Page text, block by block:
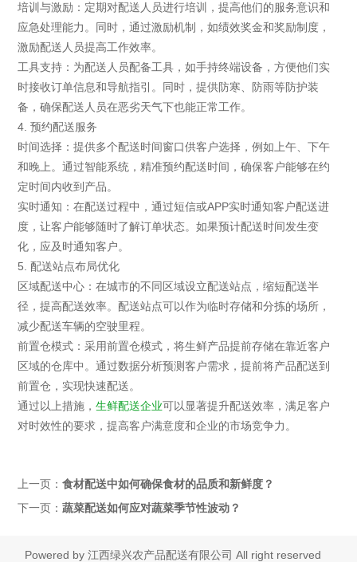
培训与激励：定期对配送人员进行培训，提高他们的服务意识和
应急处理能力。同时，通过激励机制，如绩效奖金和奖励制度，
激励配送人员提高工作效率。
工具支持：为配送人员配备工具，如手持终端设备，方便他们实
时接收订单信息和导航指引。同时，提供防寒、防雨等防护装
备，确保配送人员在恶劣天气下也能正常工作。
4. 预约配送服务
时间选择：提供多个配送时间窗口供客户选择，例如上午、下午
和晚上。通过智能系统，精准预约配送时间，确保客户能够在约
定时间内收到产品。
实时通知：在配送过程中，通过短信或APP实时通知客户配送进
度，让客户能够随时了解订单状态。如果预计配送时间发生变
化，应及时通知客户。
5. 配送站点布局优化
区域配送中心：在城市的不同区域设立配送站点，缩短配送半
径，提高配送效率。配送站点可以作为临时存储和分拣的场所，
减少配送车辆的空驶里程。
前置仓模式：采用前置仓模式，将生鲜产品提前存储在靠近客户
区域的仓库中。通过数据分析预测客户需求，提前将产品配送到
前置仓，实现快速配送。
通过以上措施，生鲜配送企业可以显著提升配送效率，满足客户
对时效性的要求，提高客户满意度和企业的市场竞争力。
上一页：食材配送中如何确保食材的品质和新鲜度？
下一页：蔬菜配送如何应对蔬菜季节性波动？
Powered by江西绿兴农产品配送有限公司 All right reserved